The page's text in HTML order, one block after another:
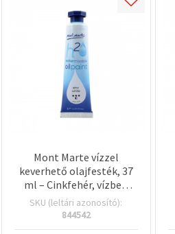
Mont Marte vízzel
keverhető olajfesték, 37
ml – Cinkfehér, vízben
oldódó olajszín
SKU (leltári azonosító):
844542